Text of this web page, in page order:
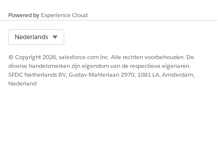
HEEFT DIT ARTIKEL UW PROBLEEM OPGELOST?
Laat ons weten wat we kunnen doen om te verbeteren!
Ja Nee
Powered by Experience Cloud
Nederlands
© Copyright 2026, salesforce.com inc. Alle rechten voorbehouden. De
diverse handelsmerken zijn eigendom van de respectieve eigenaren.
SFDC Netherlands BV, Gustav Mahlerlaan 2970, 1081 LA, Amsterdam,
Nederland